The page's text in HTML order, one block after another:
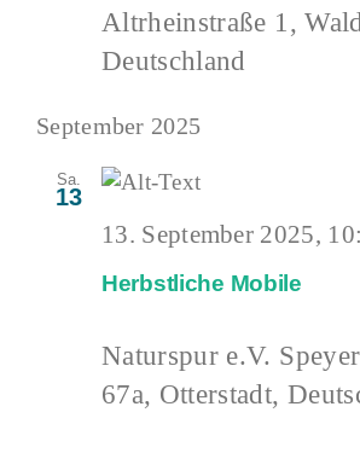
Altrheinstraße 1,
Deutschland
September 2025
Sa.
13
Herbstliche Mobile
13. September 2025,
Naturspur e.V.
67a, Otterstadt,